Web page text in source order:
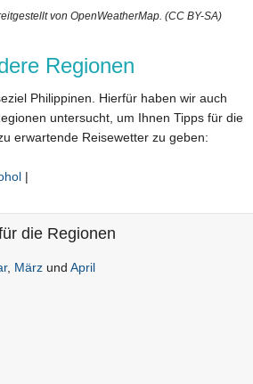
von OpenWeatherMap. (CC BY-SA)
Regionen
Philippinen. Hierfür haben wir auch
untersucht, um Ihnen Tipps für die
erwartende Reisewetter zu geben:
|
die Regionen
, März und April